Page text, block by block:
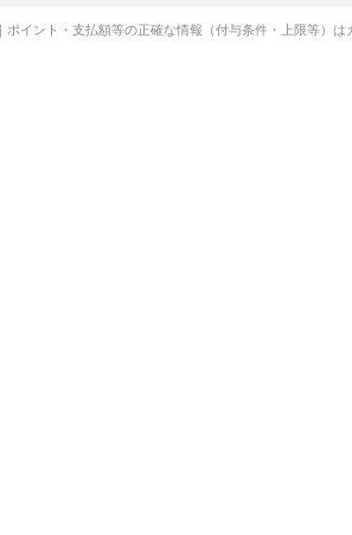
ポイント・支払額等の正確な情報（付与条件・上限等）